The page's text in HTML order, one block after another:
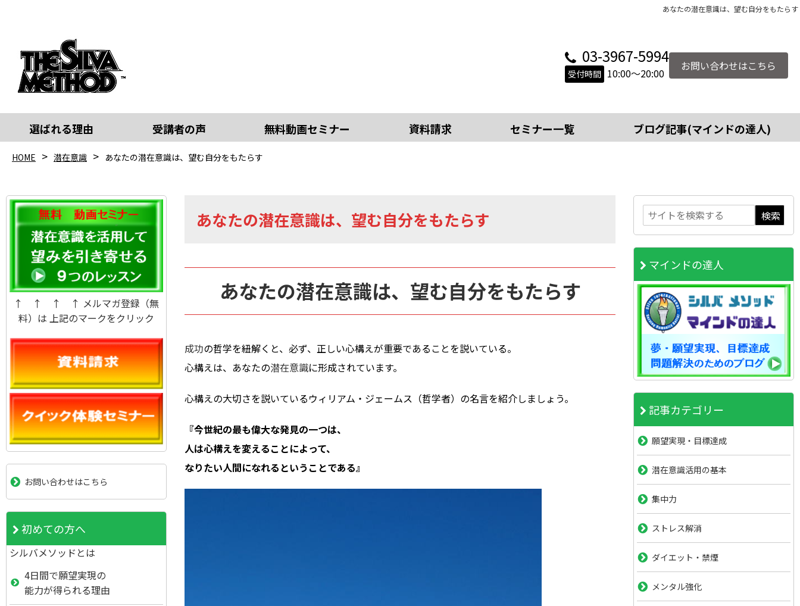
あなたの潜在意識は、望む自分をもたらす
03-3967-5994
受付時間 10:00～20:00
お問い合わせはこちら
選ばれる理由 受講者の声 無料動画セミナー 資料請求 セミナー一覧 ブログ記事(マインドの達人)
HOME 潜在意識 あなたの潜在意識は、望む自分をもたらす
あなたの潜在意識は、望む自分をもたらす
あなたの潜在意識は、望む自分をもたらす
成功の哲学を紐解くと、必ず、正しい心構えが重要であることを説いている。
心構えは、あなたの潜在意識に形成されています。
心構えの大切さを説いているウィリアム・ジェームス（哲学者）の名言を紹介しましょう。
『今世紀の最も偉大な発見の一つは、
人は心構えを変えることによって、
なりたい人間になれるということである』
↑ ↑ ↑ ↑ メルマガ登録（無
料）は 上記のマークをクリック
お問い合わせはこちら
初めての方へ
シルバメソッドとは
4日間で願望実現の
能力が得られる理由
マインドの達人
記事カテゴリー
願望実現・目標達成
潜在意識活用の基本
集中力
ストレス解消
ダイエット・禁煙
メンタル強化